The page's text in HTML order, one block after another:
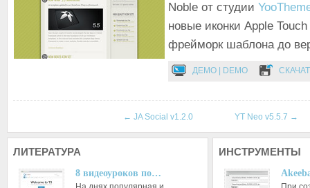
Noble от студии
новые иконки Apple
фрейморк шаблона до
ДЕМО | DEMO
← JA Social v1.2.0 YT Neo v5.5.7 →
ЛИТЕРАТУРА
8 видеоуроков по…
ИНСТРУМЕНТЫ